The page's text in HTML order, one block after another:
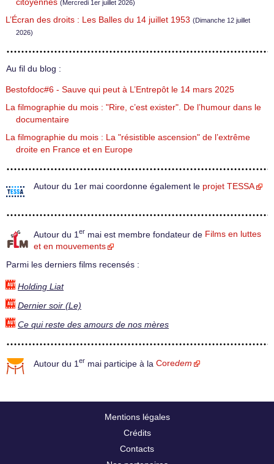
citoyennes (Mercredi 1er juillet 2026)
L’Écran des droits : Les Balles du 14 juillet 1953 (Dimanche 12 juillet
2026)
Au fil du blog :
Bestofdoc#6 - Sauve qui peut à L’Entrepôt le 14 mars 2025
La filmographie du mois : "Rire, c’est exister". De l’humour dans le
documentaire
La filmographie du mois : La "résistible ascension" de l’extrême
droite en France et en Europe
Autour du 1er mai coordonne également le projet TESSA
Autour du 1 er mai est membre fondateur de Films en luttes
et en mouvements
Parmi les derniers films recensés :
Holding Liat
Dernier soir (Le)
Ce qui reste des amours de nos mères
Autour du 1 er mai participe à la Coredem
Mentions légales
Crédits
Contacts